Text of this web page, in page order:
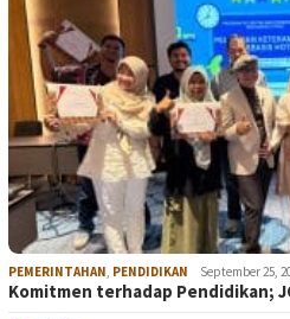
PEMERINTAHAN PENDIDIKAN September 25,
Komitmen terhadap Pendidikan;